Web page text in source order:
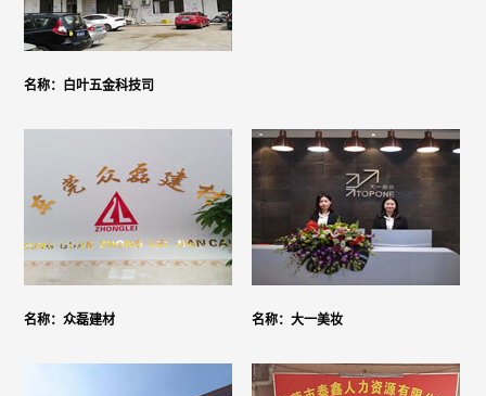
名称：白叶五金科技司
名称：众磊建材 名称：大一美妆